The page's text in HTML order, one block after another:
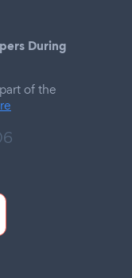
During
of the